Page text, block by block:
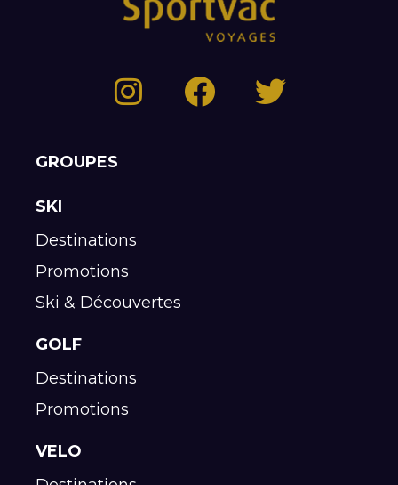
GROUPES
SKI
Destinations
Promotions
Ski & Découvertes
GOLF
Destinations
Promotions
VELO